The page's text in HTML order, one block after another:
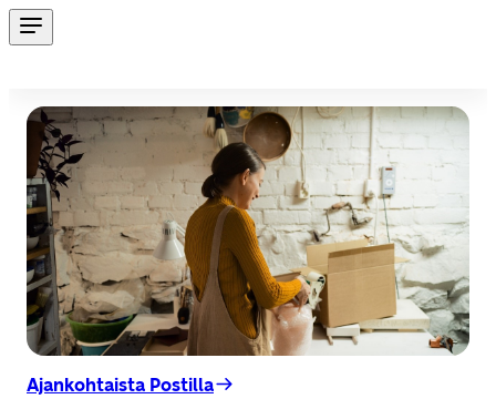
Ajankohtaista Postilla